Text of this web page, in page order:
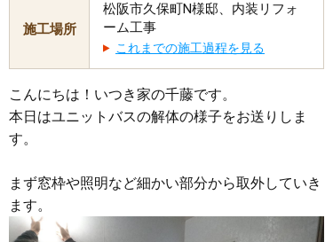
施工場所
松阪市久保町N様邸、内装リフォ
ーム工事
これまでの施工過程を見る
こんにちは！いつき家の千藤です。
本日はユニットバスの解体の様子をお送りしま
す。
まず窓枠や照明など細かい部分から取外していき
ます。